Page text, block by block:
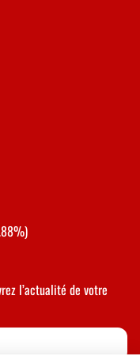
l’actualité de votre